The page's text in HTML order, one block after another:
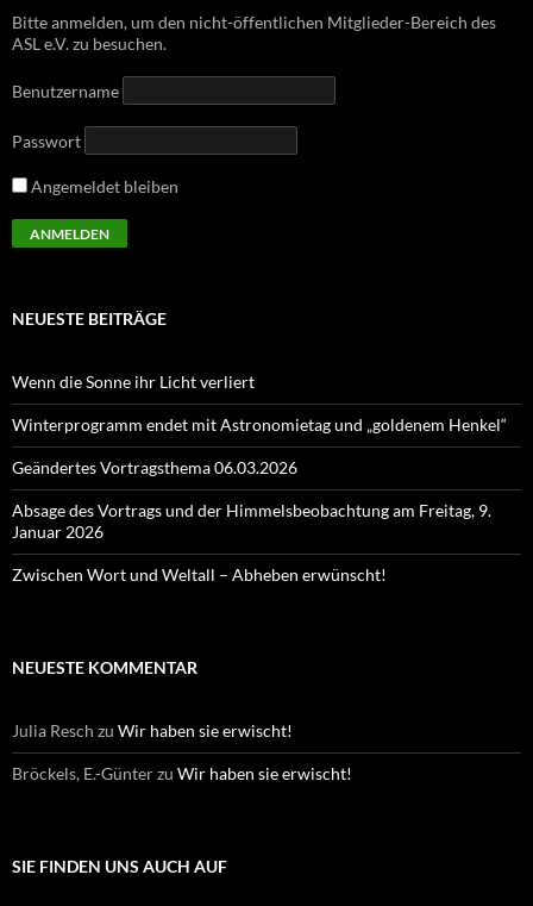
Bitte anmelden, um den nicht-öffentlichen Mitglieder-Bereich des
ASL e.V. zu besuchen.
Benutzername
Passwort
Angemeldet bleiben
NEUESTE BEITRÄGE
Wenn die Sonne ihr Licht verliert
Winterprogramm endet mit Astronomietag und „goldenem Henkel“
Geändertes Vortragsthema 06.03.2026
Absage des Vortrags und der Himmelsbeobachtung am Freitag, 9.
Januar 2026
Zwischen Wort und Weltall – Abheben erwünscht!
NEUESTE KOMMENTAR
Julia Resch zu Wir haben sie erwischt!
Bröckels, E.-Günterzu Wir haben sie erwischt!
SIE FINDEN UNS AUCH AUF